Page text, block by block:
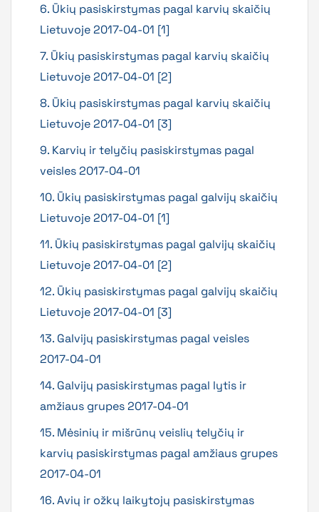
6. Ūkių pasiskirstymas pagal karvių skaičių
Lietuvoje 2017-04-01 [1]
7. Ūkių pasiskirstymas pagal karvių skaičių
Lietuvoje 2017-04-01 [2]
8. Ūkių pasiskirstymas pagal karvių skaičių
Lietuvoje 2017-04-01 [3]
9. Karvių ir telyčių pasiskirstymas pagal
veisles 2017-04-01
10. Ūkių pasiskirstymas pagal galvijų skaičių
Lietuvoje 2017-04-01 [1]
11. Ūkių pasiskirstymas pagal galvijų skaičių
Lietuvoje 2017-04-01 [2]
12. Ūkių pasiskirstymas pagal galvijų skaičių
Lietuvoje 2017-04-01 [3]
13. Galvijų pasiskirstymas pagal veisles
2017-04-01
14. Galvijų pasiskirstymas pagal lytis ir
amžiaus grupes 2017-04-01
15. Mėsinių ir mišrūnų veislių telyčių ir
karvių pasiskirstymas pagal amžiaus grupes
2017-04-01
16. Avių ir ožkų laikytojų pasiskirstymas